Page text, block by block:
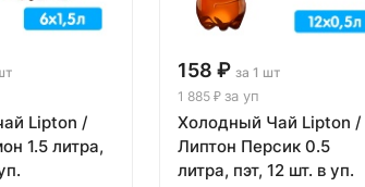
Lipton /
1.5 литра,
158 ₽ за 1 шт
1 885 ₽ за уп
Холодный Чай Lipton /
Липтон Персик 0.5
литра, пэт, 12 шт. в уп.